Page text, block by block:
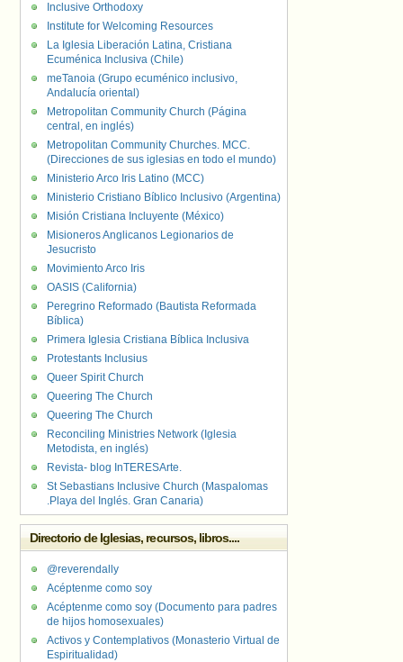
Inclusive Orthodoxy
Institute for Welcoming Resources
La Iglesia Liberación Latina, Cristiana
Ecuménica Inclusiva (Chile)
meTanoia (Grupo ecuménico inclusivo,
Andalucía oriental)
Metropolitan Community Church (Página
central, en inglés)
Metropolitan Community Churches. MCC.
(Direcciones de sus iglesias en todo el mundo)
Ministerio Arco Iris Latino (MCC)
Ministerio Cristiano Bíblico Inclusivo (Argentina)
Misión Cristiana Incluyente (México)
Misioneros Anglicanos Legionarios de
Jesucristo
Movimiento Arco Iris
OASIS (California)
Peregrino Reformado (Bautista Reformada
Bíblica)
Primera Iglesia Cristiana Bíblica Inclusiva
Protestants Inclusius
Queer Spirit Church
Queering The Church
Queering The Church
Reconciling Ministries Network (Iglesia
Metodista, en inglés)
Revista- blog InTERESArte.
St Sebastians Inclusive Church (Maspalomas
.Playa del Inglés. Gran Canaria)
Directorio de Iglesias, recursos, libros....
@reverendally
Acéptenme como soy
Acéptenme como soy (Documento para padres
de hijos homosexuales)
Activos y Contemplativos (Monasterio Virtual de
Espiritualidad)